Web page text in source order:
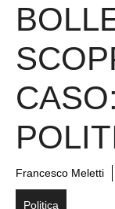
Francesco Meletti
Politica